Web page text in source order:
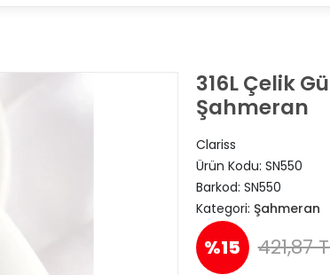
316L Çelik
Şahmeran
Clariss
Ürün Kodu: SN550
Barkod: SN550
Kategori: Şahmeran
%15 421,87